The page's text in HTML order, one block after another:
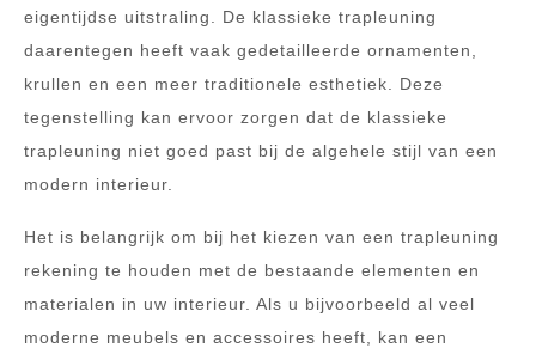
eigentijdse uitstraling. De klassieke trapleuning
daarentegen heeft vaak gedetailleerde ornamenten,
krullen en een meer traditionele esthetiek. Deze
tegenstelling kan ervoor zorgen dat de klassieke
trapleuning niet goed past bij de algehele stijl van een
modern interieur.
Het is belangrijk om bij het kiezen van een trapleuning
rekening te houden met de bestaande elementen en
materialen in uw interieur. Als u bijvoorbeeld al veel
moderne meubels en accessoires heeft, kan een